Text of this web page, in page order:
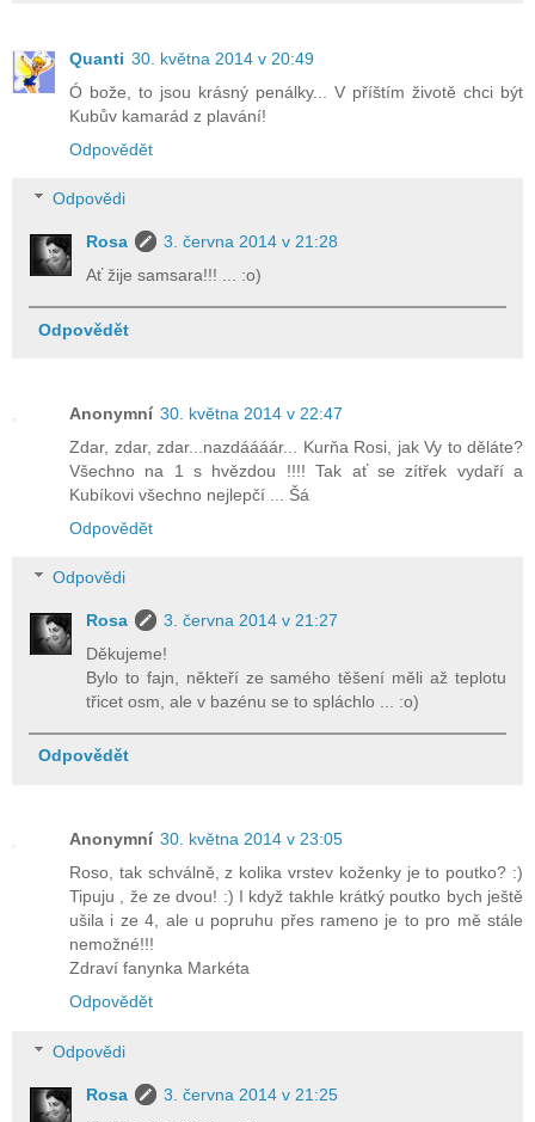
Quanti 30. května 2014 v 20:49
Ó bože, to jsou krásný penálky... V příštím životě chci být
Kubův kamarád z plavání!
Odpovědět
Odpovědi
Rosa
3. června 2014 v 21:28
Ať žije samsara!!! ... :o)
Odpovědět
Anonymní 30. května 2014 v 22:47
Zdar, zdar, zdar...nazdáááár... Kurňa Rosi, jak Vy to děláte?
Všechno na 1 s hvězdou !!!! Tak ať se zítřek vydaří a
Kubíkovi všechno nejlepčí ... Šá
Odpovědět
Odpovědi
Rosa
3. června 2014 v 21:27
Děkujeme!
Bylo to fajn, někteří ze samého těšení měli až teplotu
třicet osm, ale v bazénu se to spláchlo ... :o)
Odpovědět
Anonymní 30. května 2014 v 23:05
Roso, tak schválně, z kolika vrstev koženky je to poutko? :)
Tipuju , že ze dvou! :) I když takhle krátký poutko bych ještě
ušila i ze 4, ale u popruhu přes rameno je to pro mě stále
nemožné!!!
Zdraví fanynka Markéta
Odpovědět
Odpovědi
Rosa
3. června 2014 v 21:25